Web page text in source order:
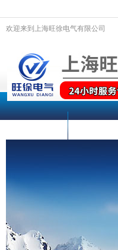
欢迎来到上海旺徐电气有限公司